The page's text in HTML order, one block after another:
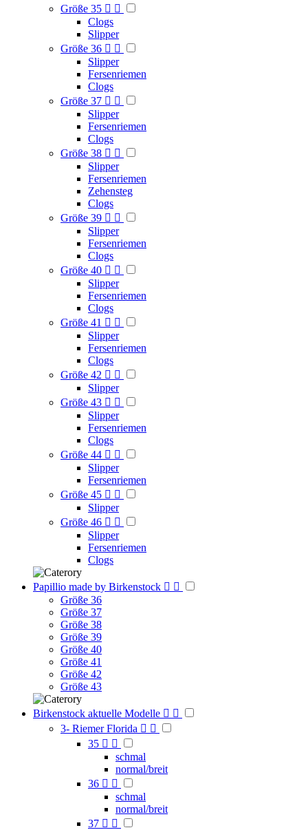
Größe 35  
Clogs
Slipper
Größe 36  
Slipper
Fersenriemen
Clogs
Größe 37  
Slipper
Fersenriemen
Clogs
Größe 38  
Slipper
Fersenriemen
Zehensteg
Clogs
Größe 39  
Slipper
Fersenriemen
Clogs
Größe 40  
Slipper
Fersenriemen
Clogs
Größe 41  
Slipper
Fersenriemen
Clogs
Größe 42  
Slipper
Größe 43  
Slipper
Fersenriemen
Clogs
Größe 44  
Slipper
Fersenriemen
Größe 45  
Slipper
Größe 46  
Slipper
Fersenriemen
Clogs
Papillio made by Birkenstock  
Größe 36
Größe 37
Größe 38
Größe 39
Größe 40
Größe 41
Größe 42
Größe 43
Birkenstock aktuelle Modelle  
3- Riemer Florida  
35  
schmal
normal/breit
36  
schmal
normal/breit
37  